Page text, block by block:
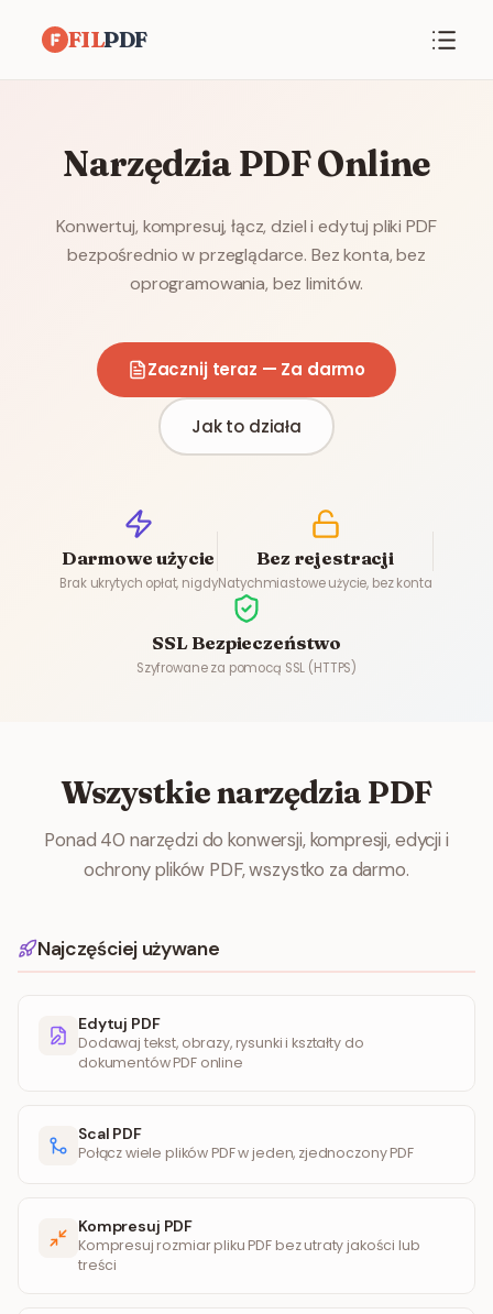
FILPDF
Narzędzia PDF Online
Konwertuj, kompresuj, łącz, dziel i edytuj pliki PDF
bezpośrednio w przeglądarce. Bez konta, bez
oprogramowania, bez limitów.
Zacznij teraz — Za darmo
Jak to działa
Darmowe użycie
Brak ukrytych opłat, nigdy
Bez rejestracji
Natychmiastowe użycie, bez konta
SSL Bezpieczeństwo
Szyfrowane za pomocą SSL (HTTPS)
Wszystkie narzędzia PDF
Ponad 40 narzędzi do konwersji, kompresji, edycji i
ochrony plików PDF, wszystko za darmo.
Najczęściej używane
Edytuj PDF
Dodawaj tekst, obrazy, rysunki i kształty do
dokumentów PDF online
Scal PDF
Połącz wiele plików PDF w jeden, zjednoczony PDF
Kompresuj PDF
Kompresuj rozmiar pliku PDF bez utraty jakości lub
treści